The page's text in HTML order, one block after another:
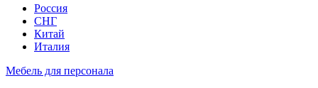
Россия
СНГ
Китай
Италия
Мебель для персонала